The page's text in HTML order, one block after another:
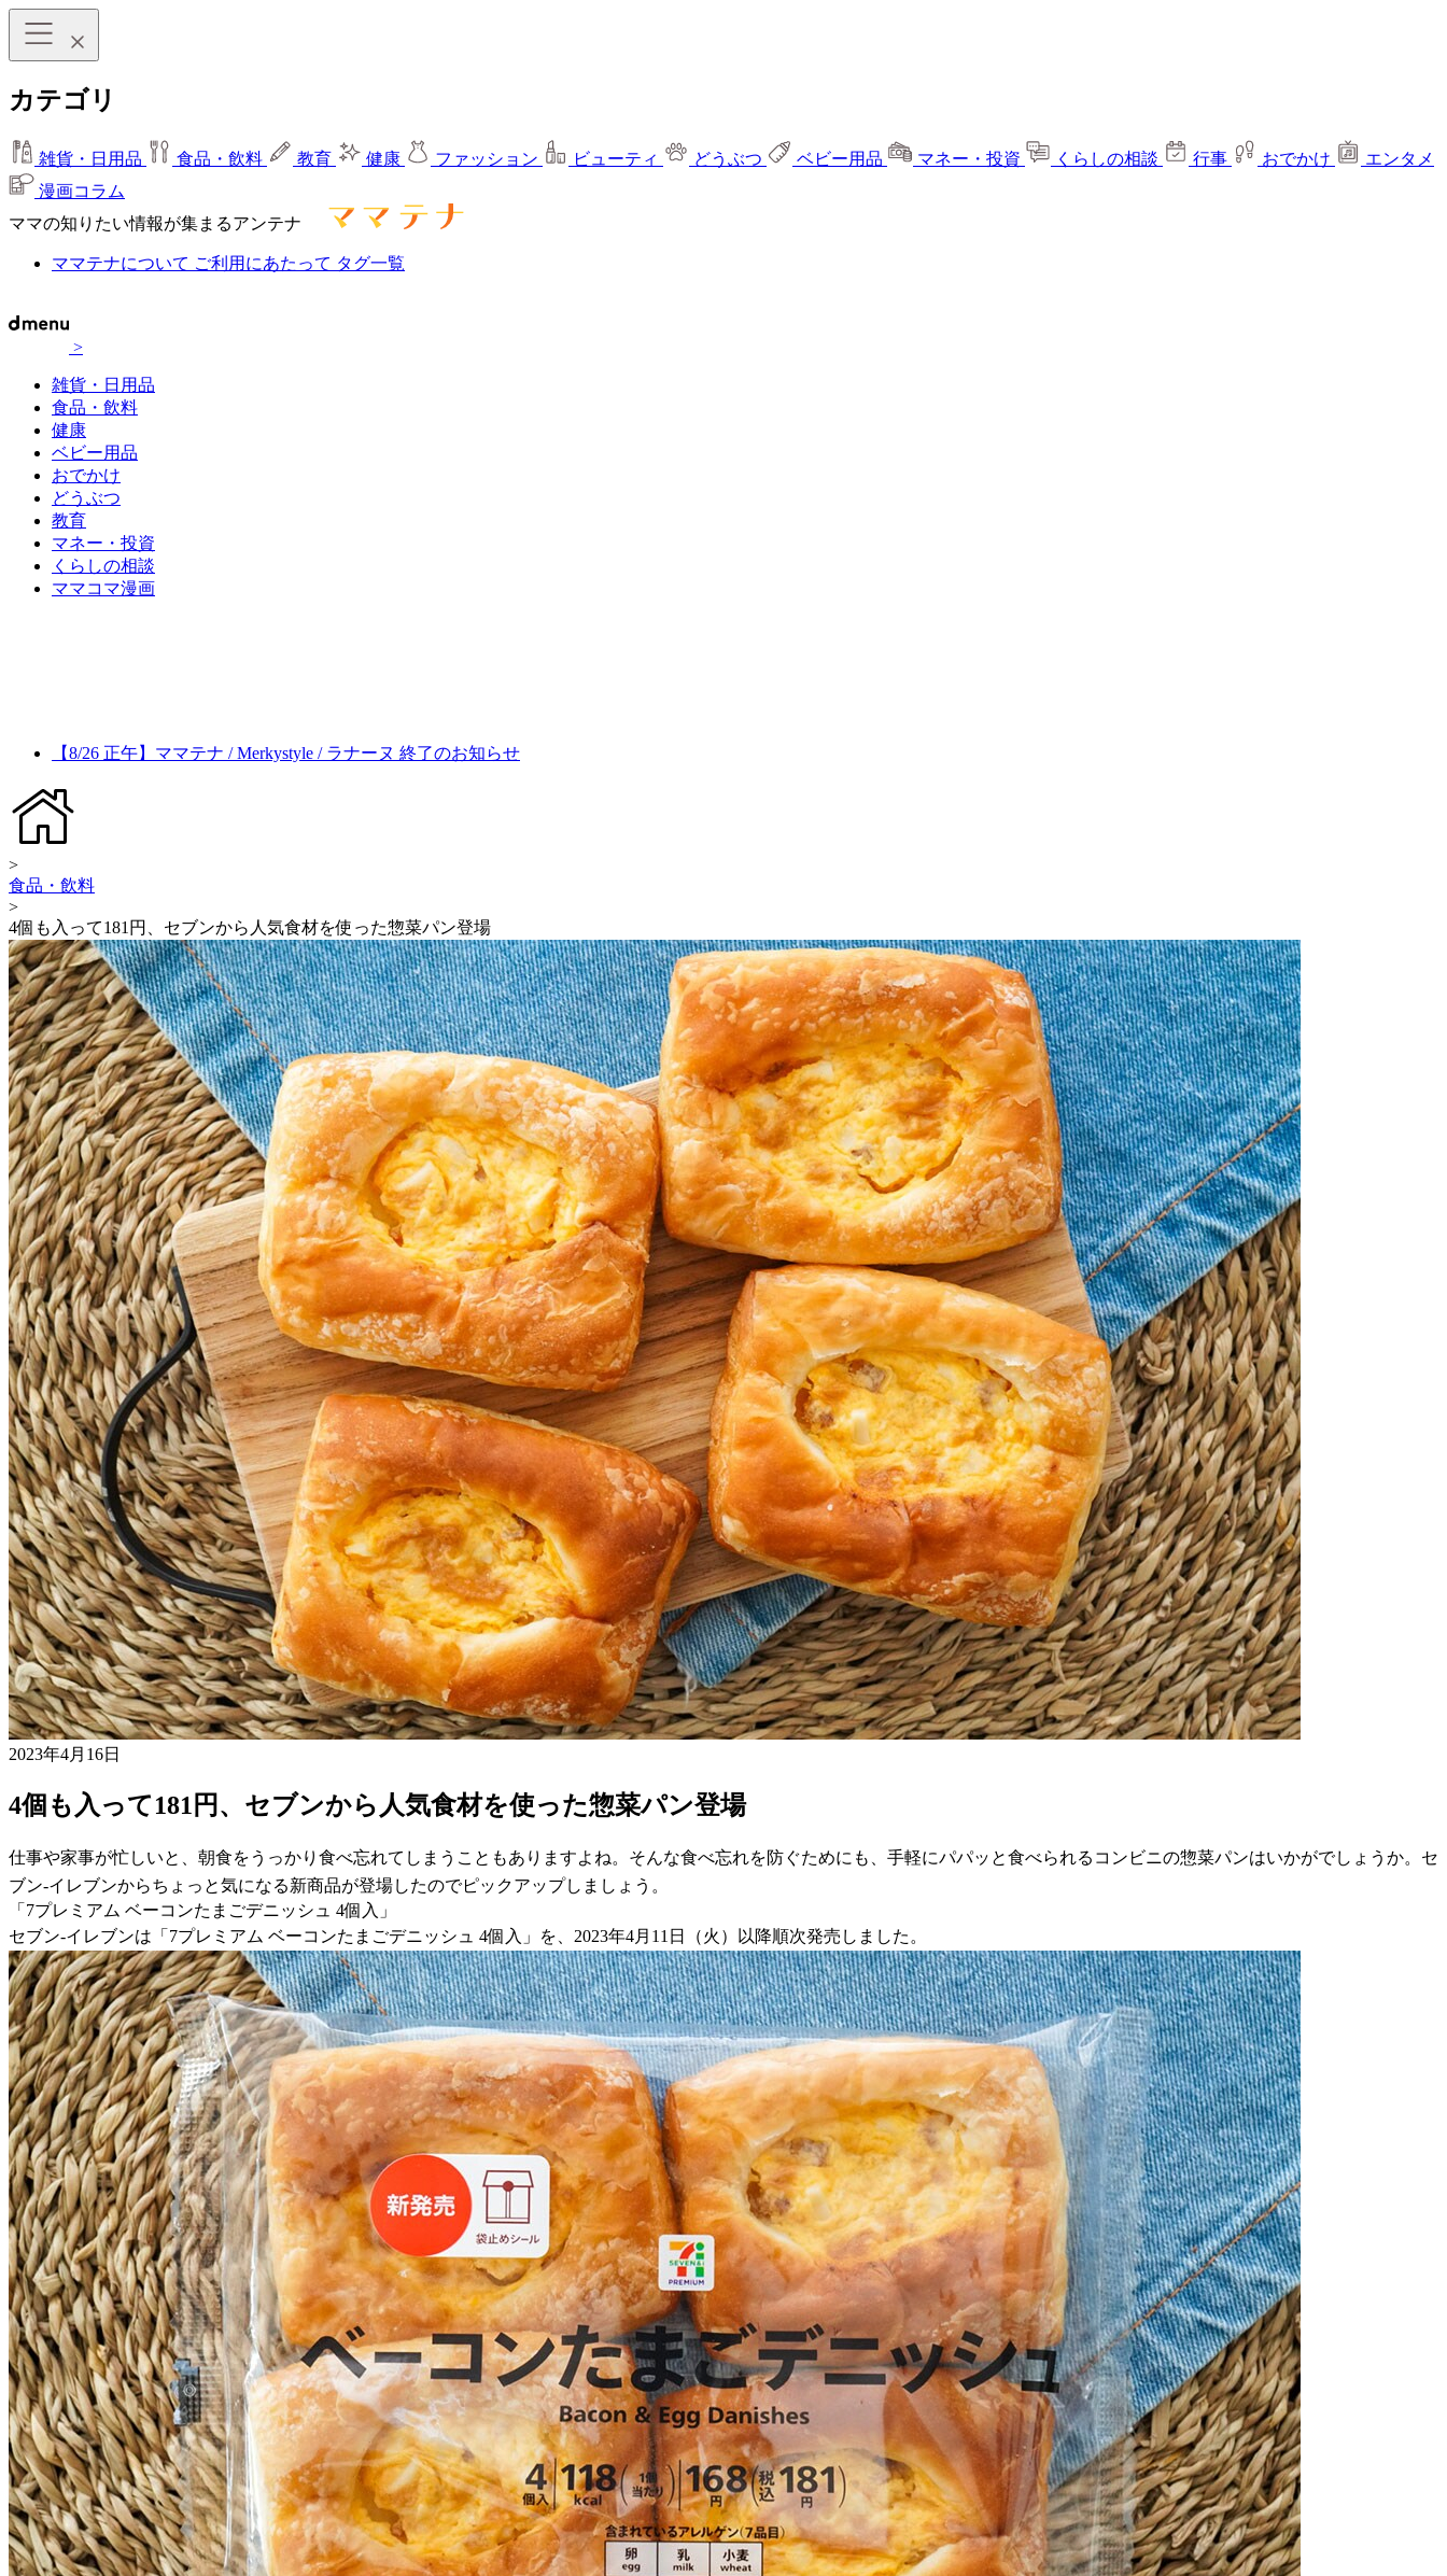
カテゴリ
雑貨・日用品 食品・飲料 教育 健康 ファッション ビューティ どうぶつ ベビー用品 マネー・投資 くらしの相談 行事 おでかけ
エンタメ
漫画コラム
ママの知りたい情報が集まるアンテナ
ママテナについて ご利用にあたって タグ一覧
>
雑貨・日用品
食品・飲料
健康
ベビー用品
おでかけ
どうぶつ
教育
マネー・投資
くらしの相談
ママコマ漫画
【8/26 正午】ママテナ / Merkystyle / ラナーヌ 終了のお知らせ
>
食品・飲料
>
4個も入って181円、セブンから人気食材を使った惣菜パン登場
2023年4月16日
4個も入って181円、セブンから人気食材を使った惣菜パン登場
仕事や家事が忙しいと、朝食をうっかり食べ忘れてしまうこともありますよね。そんな食べ忘れを防ぐためにも、手軽にパパッと食べられるコンビニの惣菜パンはいかがでしょうか。セ
ブン-イレブンからちょっと気になる新商品が登場したのでピックアップしましょう。
「7プレミアム ベーコンたまごデニッシュ 4個入」
セブン-イレブンは「7プレミアム ベーコンたまごデニッシュ 4個入」を、2023年4月11日（火）以降順次発売しました。